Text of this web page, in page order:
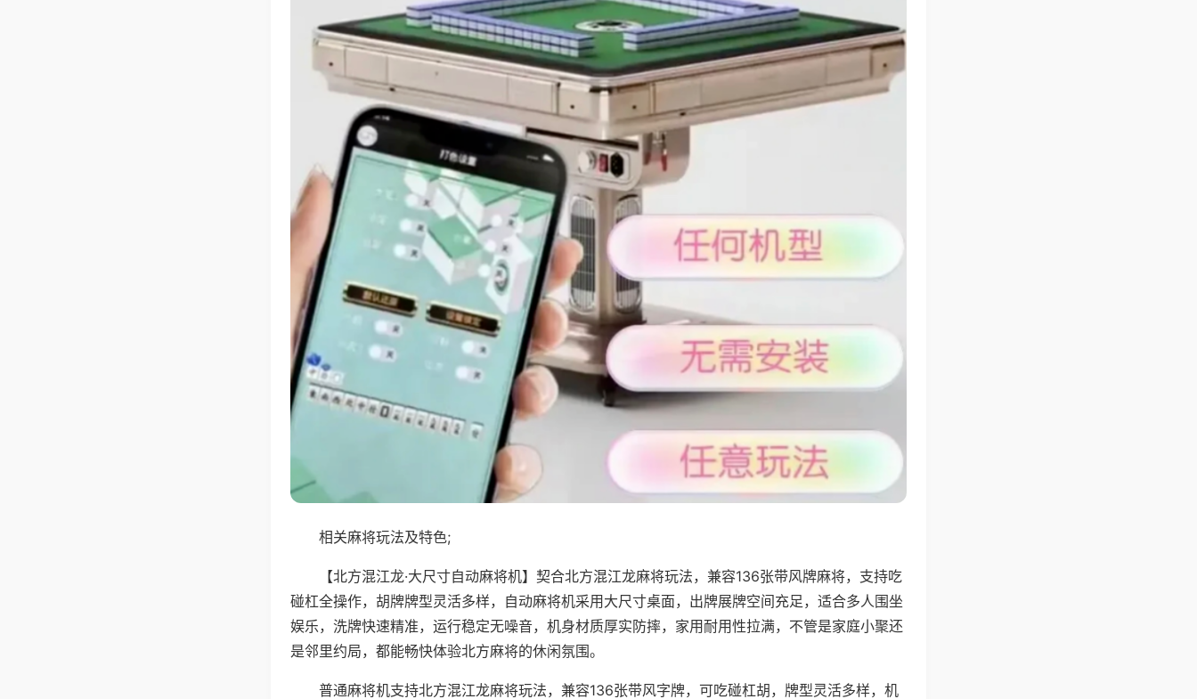
相关麻将玩法及特色;
【北方混江龙·大尺寸自动麻将机】契合北方混江龙麻将玩法，兼容136张带风牌麻将，支持吃
碰杠全操作，胡牌牌型灵活多样，自动麻将机采用大尺寸桌面，出牌展牌空间充足，适合多人围坐
娱乐，洗牌快速精准，运行稳定无噪音，机身材质厚实防摔，家用耐用性拉满，不管是家庭小聚还
是邻里约局，都能畅快体验北方麻将的休闲氛围。
普通麻将机支持北方混江龙麻将玩法，兼容136张带风字牌，可吃碰杠胡，牌型灵活多样，机